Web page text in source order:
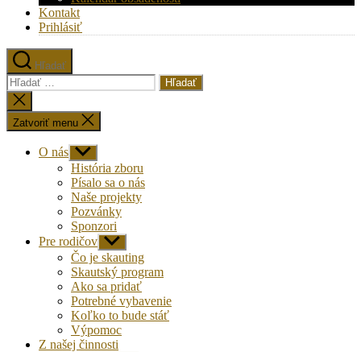
Kontakt
Prihlásiť
Hľadať
Vyhľadať:
Zatvoriť
vyhľadávanie
Zatvoriť menu
O nás Zobraziť
druhú
úroveň
navigácie
História zboru
Písalo sa o nás
Naše projekty
Pozvánky
Sponzori
Pre rodičov Zobraziť
druhú
úroveň
navigácie
Čo je skauting
Skautský program
Ako sa pridať
Potrebné vybavenie
Koľko to bude stáť
Výpomoc
Z našej činnosti